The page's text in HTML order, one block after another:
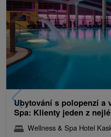
Ubytování s polopenzí a
Spa: Klienty jeden z
Wellness & Spa Hotel